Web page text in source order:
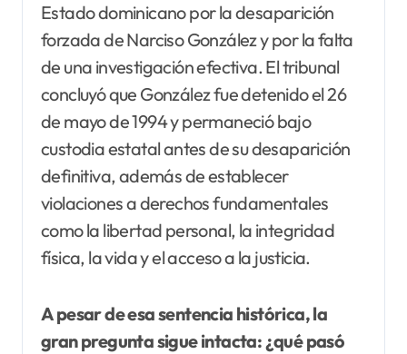
Estado dominicano por la desaparición
forzada de Narciso González y por la falta
de una investigación efectiva. El tribunal
concluyó que González fue detenido el 26
de mayo de 1994 y permaneció bajo
custodia estatal antes de su desaparición
definitiva, además de establecer
violaciones a derechos fundamentales
como la libertad personal, la integridad
física, la vida y el acceso a la justicia.
A pesar de esa sentencia histórica, la
gran pregunta sigue intacta: ¿qué pasó